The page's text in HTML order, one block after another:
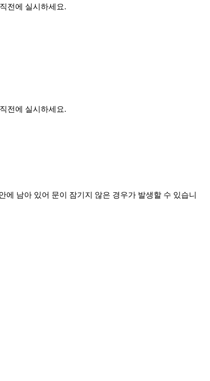
전에 실시하세요.
전에 실시하세요.
남아 있어 문이 잠기지 않은 경우가 발생할 수 있습니